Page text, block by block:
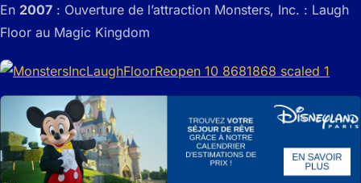
En 2007 : Ouverture de l’attraction Monsters, Inc. : Laugh
Floor au Magic Kingdom